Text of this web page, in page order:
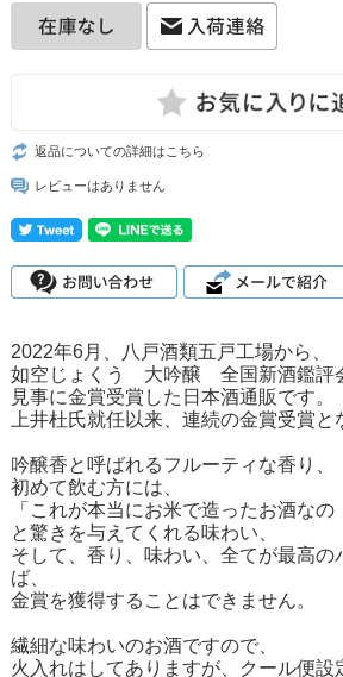
返品についての詳細はこちら
レビューはありません
2022年6月、八戸酒類五戸工場から、
如空じょくう 大吟醸 全国新酒鑑評
見事に金賞受賞した日本酒通販です。
上井杜氏就任以来、連続の金賞受賞と
吟醸香と呼ばれるフルーティな香り、
初めて飲む方には、
「これが本当にお米で造ったお酒なの
と驚きを与えてくれる味わい、
そして、香り、味わい、全てが最高の
ば、
金賞を獲得することはできません。
繊細な味わいのお酒ですので、
火入れはしてありますが、クール便設